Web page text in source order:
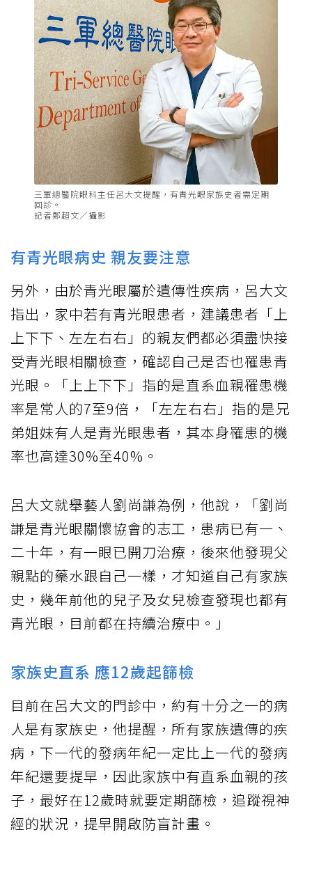
三軍總醫院眼科主任呂大文提醒，有青光眼家族史者需定期
回診。
記者鄭超文／攝影
有青光眼病史 親友要注意
另外，由於青光眼屬於遺傳性疾病，呂大文
指出，家中若有青光眼患者，建議患者「上
上下下、左左右右」的親友們都必須盡快接
受青光眼相關檢查，確認自己是否也罹患青
光眼。「上上下下」指的是直系血親罹患機
率是常人的7至9倍，「左左右右」指的是兄
弟姐妹有人是青光眼患者，其本身罹患的機
率也高達30%至40%。
呂大文就舉藝人劉尚謙為例，他說，「劉尚
謙是青光眼關懷協會的志工，患病已有一、
二十年，有一眼已開刀治療，後來他發現父
親點的藥水跟自己一樣，才知道自己有家族
史，幾年前他的兒子及女兒檢查發現也都有
青光眼，目前都在持續治療中。」
家族史直系 應12歲起篩檢
目前在呂大文的門診中，約有十分之一的病
人是有家族史，他提醒，所有家族遺傳的疾
病，下一代的發病年紀一定比上一代的發病
年紀還要提早，因此家族中有直系血親的孩
子，最好在12歲時就要定期篩檢，追蹤視神
經的狀況，提早開啟防盲計畫。